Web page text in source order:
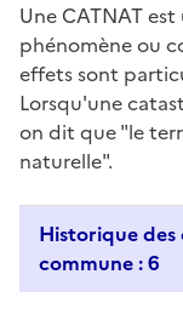
Une CATNAT
phénomène ou
effets sont
Lorsqu'une
on dit que "le
naturelle".
Historique des
commune : 6